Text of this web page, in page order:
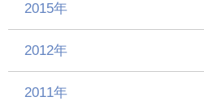
2015年
2012年
2011年